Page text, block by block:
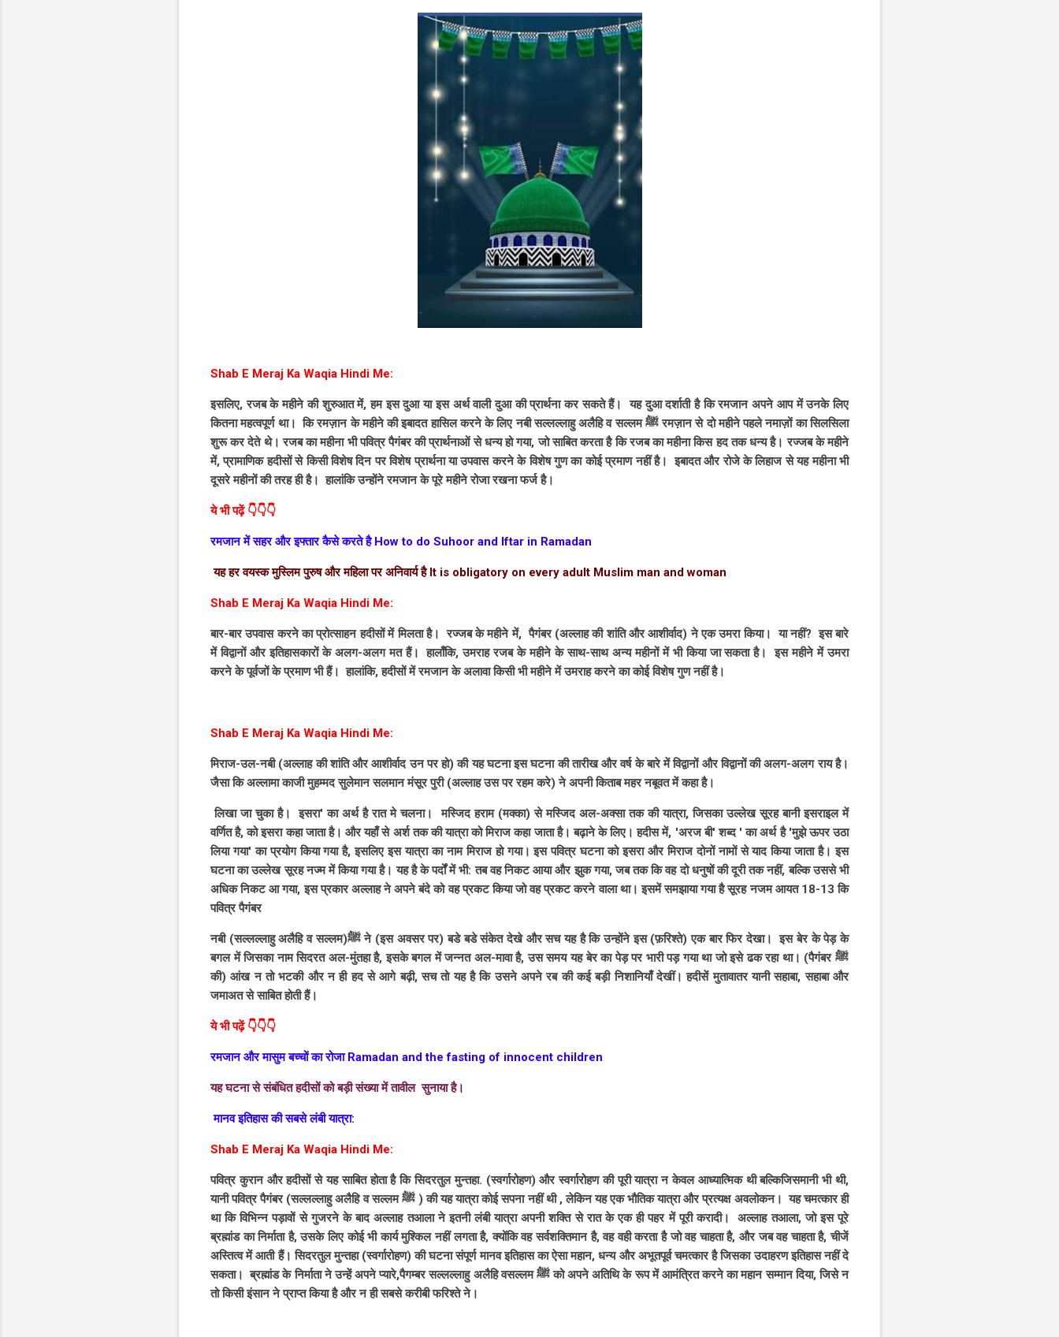
Shab E Meraj Ka Waqia Hindi Me:
इसलिए, रजब के महीने की शुरुआत में, हम इस दुआ या इस अर्थ वाली दुआ की प्रार्थना कर सकते हैं। यह दुआ दर्शाती है कि रमजान अपने आप में उनके लिए
कितना महत्वपूर्ण था। कि रमज़ान के महीने की इबादत हासिल करने के लिए नबी सल्लल्लाहु अलैहि व सल्लम ﷺ रमज़ान से दो महीने पहले नमाज़ों का सिलसिला
शुरू कर देते थे। रजब का महीना भी पवित्र पैगंबर की प्रार्थनाओं से धन्य हो गया, जो साबित करता है कि रजब का महीना किस हद तक धन्य है। रज्जब के महीने
में, प्रामाणिक हदीसों से किसी विशेष दिन पर विशेष प्रार्थना या उपवास करने के विशेष गुण का कोई प्रमाण नहीं है। इबादत और रोजे के लिहाज से यह महीना भी
दूसरे महीनों की तरह ही है। हालांकि उन्होंने रमजान के पूरे महीने रोजा रखना फर्ज है।
ये भी पढ़ें 👇👇👇
रमजान में सहर और इफ्तार कैसे करते है How to do Suhoor and Iftar in Ramadan
यह हर वयस्क मुस्लिम पुरुष और महिला पर अनिवार्य है It is obligatory on every adult Muslim man and woman
Shab E Meraj Ka Waqia Hindi Me:
बार-बार उपवास करने का प्रोत्साहन हदीसों में मिलता है। रज्जब के महीने में, पैगंबर (अल्लाह की शांति और आशीर्वाद) ने एक उमरा किया। या नहीं? इस बारे
में विद्वानों और इतिहासकारों के अलग-अलग मत हैं। हालाँकि, उमराह रजब के महीने के साथ-साथ अन्य महीनों में भी किया जा सकता है। इस महीने में उमरा
करने के पूर्वजों के प्रमाण भी हैं। हालांकि, हदीसों में रमजान के अलावा किसी भी महीने में उमराह करने का कोई विशेष गुण नहीं है।
Shab E Meraj Ka Waqia Hindi Me:
मिराज-उल-नबी (अल्लाह की शांति और आशीर्वाद उन पर हो) की यह घटना इस घटना की तारीख और वर्ष के बारे में विद्वानों और विद्वानों की अलग-अलग राय है।
जैसा कि अल्लामा काजी मुहम्मद सुलेमान सलमान मंसूर पुरी (अल्लाह उस पर रहम करे) ने अपनी किताब महर नबूवत में कहा है।
लिखा जा चुका है। इसरा' का अर्थ है रात मे चलना। मस्जिद हराम (मक्का) से मस्जिद अल-अक्सा तक की यात्रा, जिसका उल्लेख सूरह बानी इसराइल में
वर्णित है, को इसरा कहा जाता है। और यहाँ से अर्श तक की यात्रा को मिराज कहा जाता है। बढ़ाने के लिए। हदीस में, 'अरज बी' शब्द ' का अर्थ है 'मुझे ऊपर उठा
लिया गया' का प्रयोग किया गया है, इसलिए इस यात्रा का नाम मिराज हो गया। इस पवित्र घटना को इसरा और मिराज दोनों नामों से याद किया जाता है। इस
घटना का उल्लेख सूरह नज्म में किया गया है। यह है के पर्दों में भी: तब वह निकट आया और झुक गया, जब तक कि वह दो धनुषों की दूरी तक नहीं, बल्कि उससे भी
अधिक निकट आ गया, इस प्रकार अल्लाह ने अपने बंदे को वह प्रकट किया जो वह प्रकट करने वाला था। इसमें समझाया गया है सूरह नजम आयत 18-13 कि
पवित्र पैगंबर
नबी (सल्लल्लाहु अलैहि व सल्लम)ﷺ ने (इस अवसर पर) बडे बडे संकेत देखे और सच यह है कि उन्होंने इस (फ़रिश्ते) एक बार फिर देखा। इस बेर के पेड़ के
बगल में जिसका नाम सिदरत अल-मुंतहा है, इसके बगल में जन्नत अल-मावा है, उस समय यह बेर का पेड़ पर भारी पड़ गया था जो इसे ढक रहा था। (पैगंबर ﷺ
की) आंख न तो भटकी और न ही हद से आगे बढ़ी, सच तो यह है कि उसने अपने रब की कई बड़ी निशानियाँ देखीं। हदीसें मुतावातर यानी सहाबा, सहाबा और
जमाअत से साबित होती हैं।
ये भी पढ़ें 👇👇👇
रमजान और मासुम बच्चों का रोजा Ramadan and the fasting of innocent children
यह घटना से संबंधित हदीसों को बड़ी संख्या में तावील सुनाया है।
मानव इतिहास की सबसे लंबी यात्रा:
Shab E Meraj Ka Waqia Hindi Me:
पवित्र कुरान और हदीसों से यह साबित होता है कि सिदरतुल मुन्तहा. (स्वर्गारोहण) और स्वर्गारोहण की पूरी यात्रा न केवल आध्यात्मिक थी बल्किजिसमानी भी थी,
यानी पवित्र पैगंबर (सल्लल्लाहु अलैहि व सल्लम ﷺ ) की यह यात्रा कोई सपना नहीं थी , लेकिन यह एक भौतिक यात्रा और प्रत्यक्ष अवलोकन। यह चमत्कार ही
था कि विभिन्न पड़ावों से गुजरने के बाद अल्लाह तआला ने इतनी लंबी यात्रा अपनी शक्ति से रात के एक ही पहर में पूरी करादी। अल्लाह तआला, जो इस पूरे
ब्रह्मांड का निर्माता है, उसके लिए कोई भी कार्य मुश्किल नहीं लगता है, क्योंकि वह सर्वशक्तिमान है, वह वही करता है जो वह चाहता है, और जब वह चाहता है, चीजें
अस्तित्व में आती हैं। सिदरतुल मुन्तहा (स्वर्गारोहण) की घटना संपूर्ण मानव इतिहास का ऐसा महान, धन्य और अभूतपूर्व चमत्कार है जिसका उदाहरण इतिहास नहीं दे
सकता। ब्रह्मांड के निर्माता ने उन्हें अपने प्यारे,पैगम्बर सल्लल्लाहु अलैहि वसल्लम ﷺ को अपने अतिथि के रूप में आमंत्रित करने का महान सम्मान दिया, जिसे न
तो किसी इंसान ने प्राप्त किया है और न ही सबसे करीबी फरिश्ते ने।